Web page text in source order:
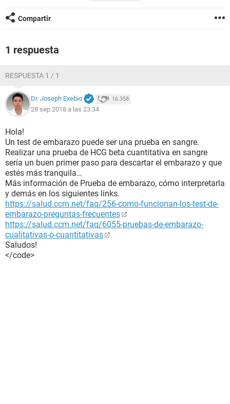
me recomiendan? Me hago un
prueba de sangre?
Compartir
1 respuesta
RESPUESTA 1 / 1
Dr. Joseph Exebio 16.358
28 sep 2018 a las 23:34
Hola!
Un test de embarazo puede ser una prueba en sangre.
Realizar una prueba de HCG beta cuantitativa en sangre
sería un buen primer paso para descartar el embarazo y que
estés más tranquila…
Más información de Prueba de embarazo, cómo interpretarla
y demás en los siguientes links.
https://salud.ccm.net/faq/256-como-funcionan-los-test-de-
embarazo-preguntas-frecuentes
https://salud.ccm.net/faq/6055-pruebas-de-embarazo-
cualitativas-o-cuantitativas
Saludos!
</code>